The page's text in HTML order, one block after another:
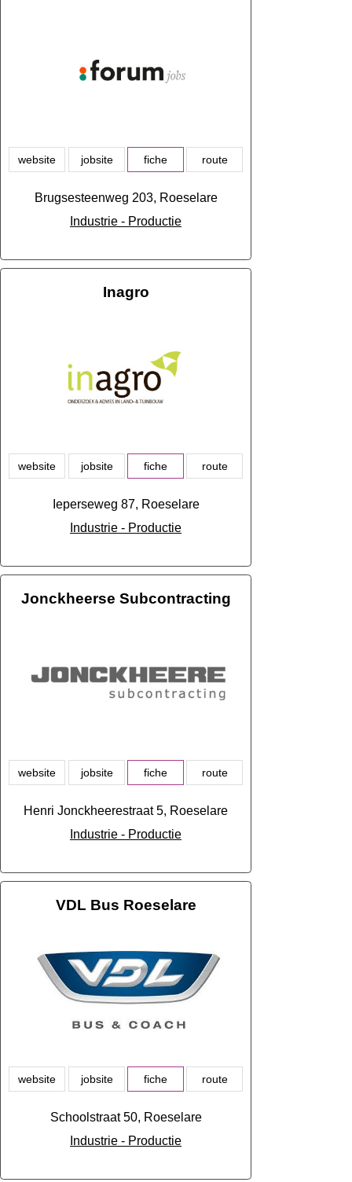
website jobsite fiche route
Brugsesteenweg 203, Roeselare
Industrie - Productie
Inagro
website jobsite fiche route
Ieperseweg 87, Roeselare
Industrie - Productie
Jonckheerse Subcontracting
website jobsite fiche route
Henri Jonckheerestraat 5, Roeselare
Industrie - Productie
VDL Bus Roeselare
website jobsite fiche route
Schoolstraat 50, Roeselare
Industrie - Productie